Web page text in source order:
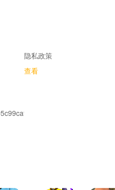
隐私政策
查看